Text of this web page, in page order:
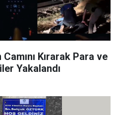
Kırarak Para ve
Yakalandı